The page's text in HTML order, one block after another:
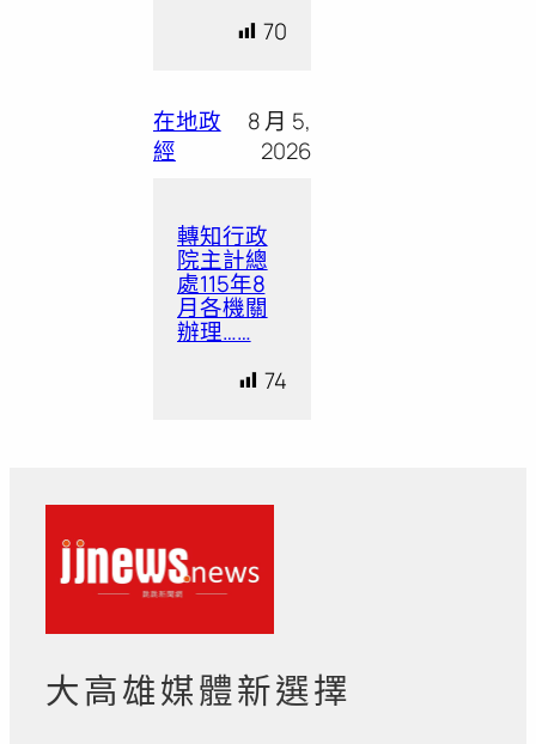
70
在地政
經
8 月 5,
2026
轉知行政
院主計總
處115年8
月各機關
辦理……
74
大高雄媒體新選擇